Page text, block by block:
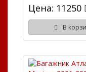
Цена: 11250
В